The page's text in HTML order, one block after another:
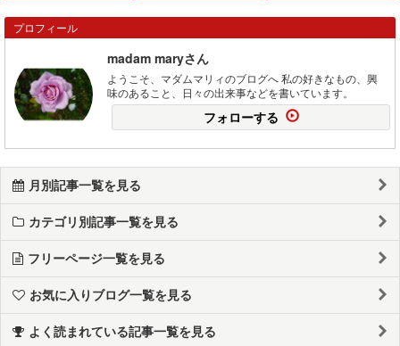
プロフィール
madam maryさん
ようこそ、マダムマリィのブログへ 私の好きなもの、興
味のあること、日々の出来事などを書いています。
フォローする
月別記事一覧を見る
カテゴリ別記事一覧を見る
フリーページ一覧を見る
お気に入りブログ一覧を見る
よく読まれている記事一覧を見る